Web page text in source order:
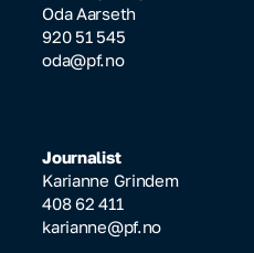
Oda Aarseth
920 51 545
oda@pf.no
Journalist
Karianne Grindem
408 62 411
karianne@pf.no